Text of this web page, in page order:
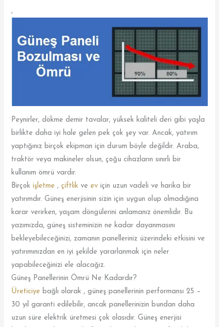
,
Peynirler, dökme demir tavalar, yüksek kaliteli deri gibi yaşla
birlikte daha iyi hale gelen pek çok şey var. Ancak, yatırım
yaptığınız birçok ekipman için durum böyle değildir. Araba,
traktör veya makineler olsun, çoğu cihazların sınırlı bir
kullanım ömrü vardır.
Birçokişletme ,çiftlik veev için uzun vadeli ve harika bir
yatırımdır. Güneş enerjisinin sizin için uygun olup olmadığına
karar verirken, yaşam döngülerini anlamanız önemlidir. Bu
yazımızda, güneş sisteminizin ne kadar dayanmasını
bekleyebileceğinizi, zamanın panelleriniz üzerindeki etkisini ve
yatırımınızdan en iyi şekilde yararlanmak için neler
yapabileceğinizi ele alacağız.
Güneş Panellerinin Ömrü Ne Kadardır?
Üreticiye bağlı olarak , güneş panellerinin performansı 25 –
30 yıl garanti edilebilir, ancak panellerinizin bundan daha
uzun süre elektrik üretmesi çok olasıdır. Güneş enerjisi